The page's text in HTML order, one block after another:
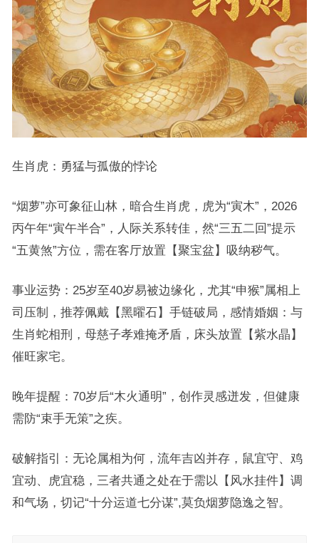
生肖虎：勇猛与孤傲的悖论
“烟萝”亦可象征山林，暗合生肖虎，虎为“寅木”，2026
丙午年“寅午半合”，人际关系转佳，然“三五二回”提示
“五黄煞”方位，需在客厅放置【聚宝盆】吸纳秽气。
事业运势：25岁至40岁易被边缘化，尤其“申猴”属相上
司压制，推荐佩戴【黑曜石】手链破局，感情婚姻：与
生肖蛇相刑，母慈子孝难掩矛盾，床头放置【紫水晶】
催旺家宅。
晚年提醒：70岁后“木火通明”，创作灵感迸发，但健康
需防“束手无策”之疾。
破解指引：无论属相为何，流年吉凶并存，鼠宜守、鸡
宜动、虎宜稳，三者共通之处在于需以【风水挂件】调
和气场，切记“十分运道七分谋”,莫负烟萝隐逸之智。